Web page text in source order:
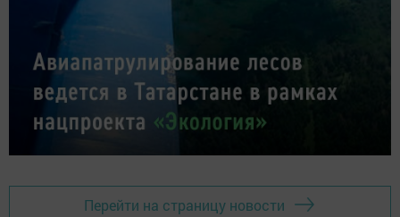
Перейти на страницу новости